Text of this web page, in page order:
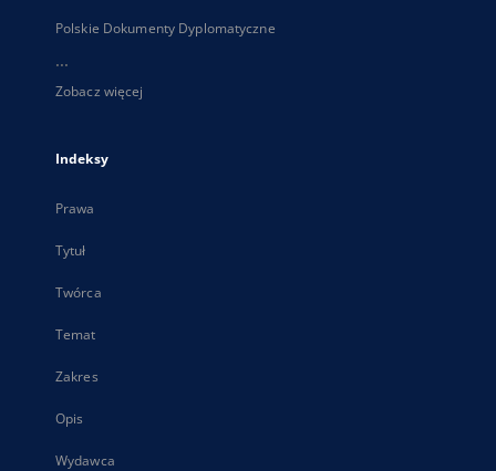
Polskie Dokumenty Dyplomatyczne
...
Zobacz więcej
Indeksy
Prawa
Tytuł
Twórca
Temat
Zakres
Opis
Wydawca